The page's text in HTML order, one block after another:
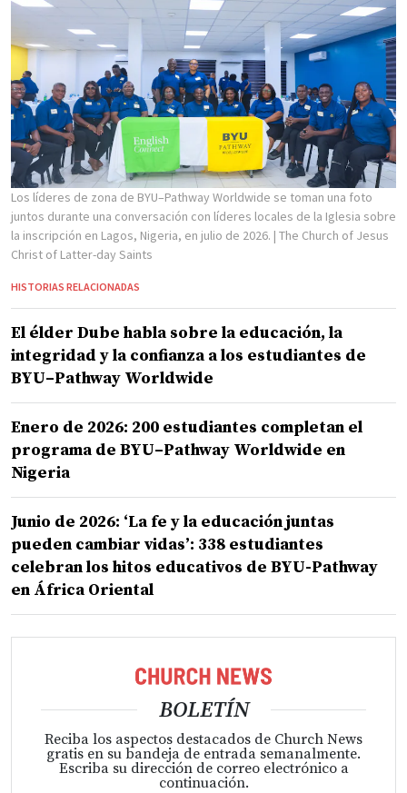
Los líderes de zona de BYU–Pathway Worldwide se toman una foto
juntos durante una conversación con líderes locales de la Iglesia sobre
la inscripción en Lagos, Nigeria, en julio de 2026. | The Church of Jesus
Christ of Latter-day Saints
HISTORIAS RELACIONADAS
El élder Dube habla sobre la educación, la
integridad y la confianza a los estudiantes de
BYU–Pathway Worldwide
Enero de 2026: 200 estudiantes completan el
programa de BYU–Pathway Worldwide en
Nigeria
Junio de 2026: ‘La fe y la educación juntas
pueden cambiar vidas’: 338 estudiantes
celebran los hitos educativos de BYU-Pathway
en África Oriental
BOLETÍN
Reciba los aspectos destacados de Church News
gratis en su bandeja de entrada semanalmente.
Escriba su dirección de correo electrónico a
continuación.